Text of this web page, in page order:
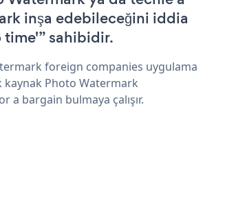
inşa edebileceğini iddia
time'” sahibidir.
foreign companies uygulama
kaynak Photo Watermark
a bargain bulmaya çalışır.